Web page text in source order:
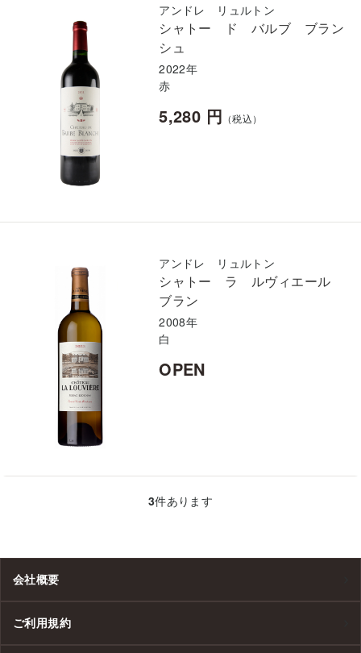
アンドレ リュルトン
シャトー ド バルブ ブラン
シュ
2022年
赤
5,280 円 （税込）
アンドレ リュルトン
シャトー ラ ルヴィエール
ブラン
2008年
白
OPEN
3件あります
会社概要
ご利用規約